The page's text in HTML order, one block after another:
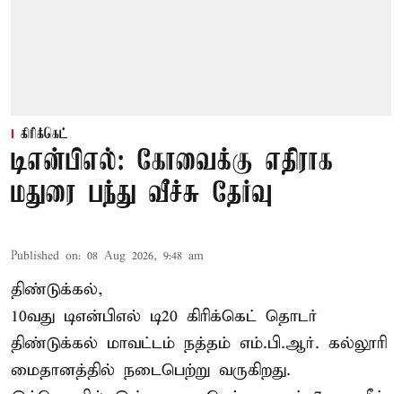
கிரிக்கெட்
டிஎன்பிஎல்: கோவைக்கு எதிராக
மதுரை பந்து வீச்சு தேர்வு
Published on: 08 Aug 2026, 9:48 am
திண்டுக்கல்,
10வது டிஎன்பிஎல் டி20 கிரிக்கெட் தொடர்
திண்டுக்கல் மாவட்டம் நத்தம் எம்.பி.ஆர். கல்லூரி
மைதானத்தில் நடைபெற்று வருகிறது.